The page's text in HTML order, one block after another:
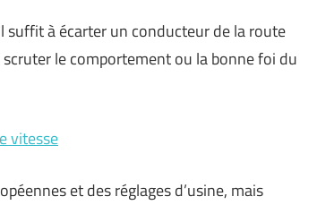
suffit à écarter un conducteur de la route
le comportement ou la bonne foi du
vitesse
et des réglages d’usine, mais